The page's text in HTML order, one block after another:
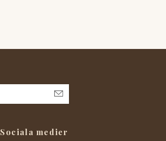
Sociala medier